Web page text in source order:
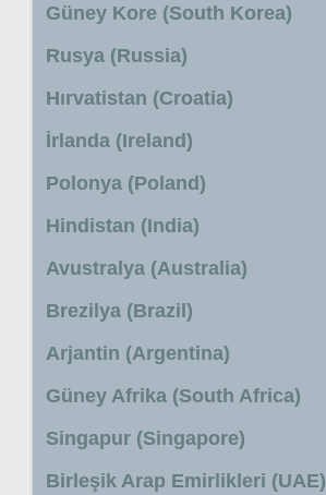
Güney Kore (South Korea)
Rusya (Russia)
Hırvatistan (Croatia)
İrlanda (Ireland)
Polonya (Poland)
Hindistan (India)
Avustralya (Australia)
Brezilya (Brazil)
Arjantin (Argentina)
Güney Afrika (South Africa)
Singapur (Singapore)
Birleşik Arap Emirlikleri (UAE)